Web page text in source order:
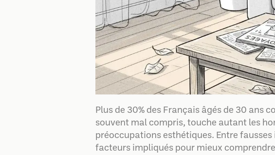
Plus de 30% des Français âgés de 30 ans
souvent mal compris, touche autant les
préoccupations esthétiques. Entre
facteurs impliqués pour mieux